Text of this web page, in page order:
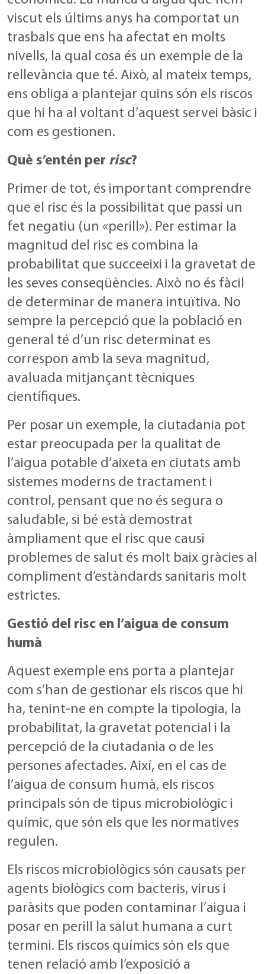
viscut els últims anys ha comportat un
trasbals que ens ha afectat en molts
nivells, la qual cosa és un exemple de la
rellevància que té. Això, al mateix temps,
ens obliga a plantejar quins són els riscos
que hi ha al voltant d’aquest servei bàsic i
com es gestionen.
Què s’entén per risc?
Primer de tot, és important comprendre
que el risc és la possibilitat que passi un
fet negatiu (un «perill»). Per estimar la
magnitud del risc es combina la
probabilitat que succeeixi i la gravetat de
les seves conseqüències. Això no és fàcil
de determinar de manera intuïtiva. No
sempre la percepció que la població en
general té d’un risc determinat es
correspon amb la seva magnitud,
avaluada mitjançant tècniques
científiques.
Per posar un exemple, la ciutadania pot
estar preocupada per la qualitat de
l’aigua potable d’aixeta en ciutats amb
sistemes moderns de tractament i
control, pensant que no és segura o
saludable, si bé està demostrat
àmpliament que el risc que causi
problemes de salut és molt baix gràcies al
compliment d’estàndards sanitaris molt
estrictes.
Gestió del risc en l’aigua de consum
humà
Aquest exemple ens porta a plantejar
com s’han de gestionar els riscos que hi
ha, tenint-ne en compte la tipologia, la
probabilitat, la gravetat potencial i la
percepció de la ciutadania o de les
persones afectades. Així, en el cas de
l’aigua de consum humà, els riscos
principals són de tipus microbiològic i
químic, que són els que les normatives
regulen.
Els riscos microbiològics són causats per
agents biològics com bacteris, virus i
paràsits que poden contaminar l’aigua i
posar en perill la salut humana a curt
termini. Els riscos químics són els que
tenen relació amb l’exposició a